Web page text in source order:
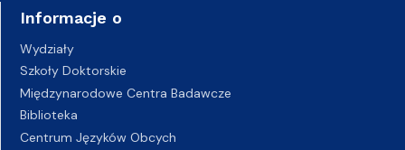
Informacje o
Wydziały
Szkoły Doktorskie
Międzynarodowe Centra Badawcze
Biblioteka
Centrum Języków Obcych